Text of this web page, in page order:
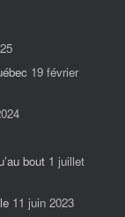
19 février
bout 1 juillet
11 juin 2023